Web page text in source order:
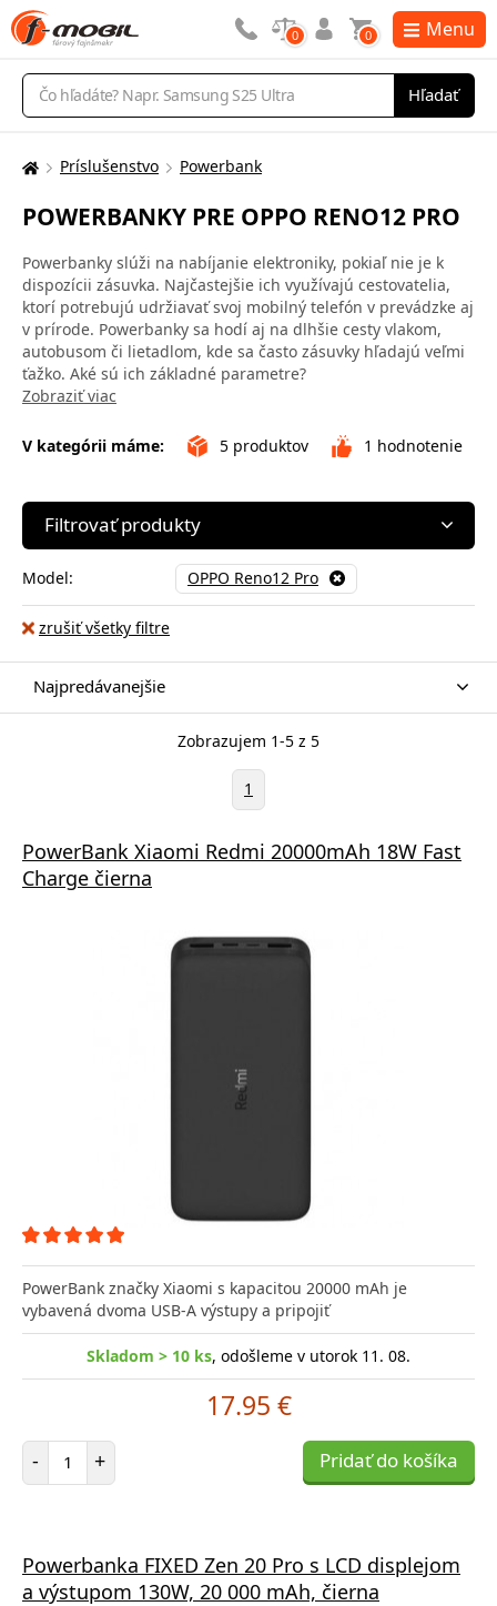
Vyhľadávanie
Hľadať
0 0 Menu
Tu
nachádzate:
Príslušenstvo Powerbank
POWERBANKY PRE OPPO RENO12 PRO
Powerbanky slúži na nabíjanie elektroniky, pokiaľ nie je k
dispozícii zásuvka. Najčastejšie ich využívajú cestovatelia,
ktorí potrebujú udržiavať svoj mobilný telefón v prevádzke aj
v prírode. Powerbanky sa hodí aj na dlhšie cesty vlakom,
autobusom či lietadlom, kde sa často zásuvky hľadajú veľmi
ťažko. Aké sú ich základné parametre?
Zobraziť viac
V kategórii máme: 5 produktov 1 hodnotenie
Filtrovať produkty
Model: OPPO Reno12 Pro
zrušiť všetky filtre
Najpredávanejšie
Zobrazujem 1-5 z 5
1
PowerBank Xiaomi Redmi 20000mAh 18W Fast
Charge čierna
PowerBank značky Xiaomi s kapacitou 20000 mAh je
vybavená dvoma USB-A výstupy a pripojiť
Skladom > 10 ks, odošleme v utorok 11. 08.
17.95 €
- Počet položiek
+ Pridať do košíka
Powerbanka FIXED Zen 20 Pro s LCD displejom
a výstupom 130W, 20 000 mAh, čierna